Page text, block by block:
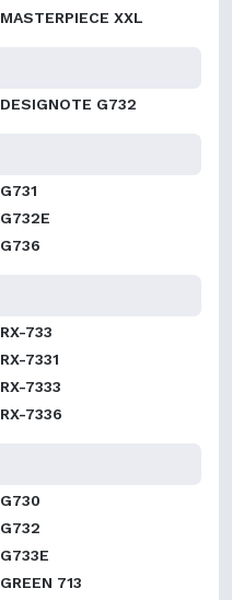
MASTERPIECE XXL
DESIGNOTE G732
G731
G732E
G736
RX-733
RX-7331
RX-7333
RX-7336
G730
G732
G733E
GREEN 713